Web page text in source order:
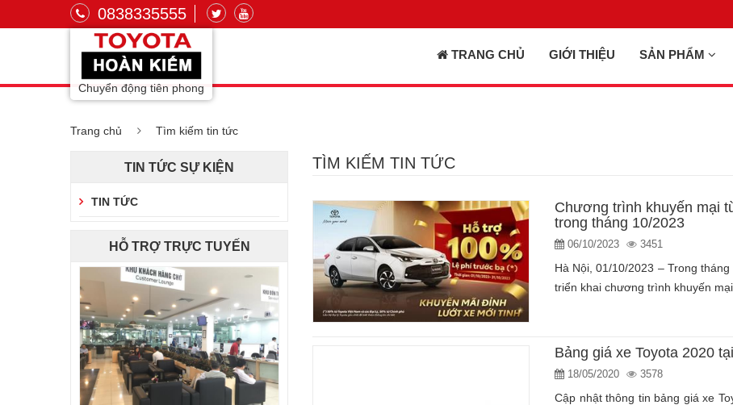
0838335555
Chuyển động tiên phong
TRANG CHỦ GIỚI THIỆU SẢN PHẨM
Trang chủ Tìm kiếm tin tức
TÌM KIẾM TIN TỨC
Chương trình khuyến mại
trong tháng 10/2023
06/10/2023 3451
Hà Nội, 01/10/2023 – Trong
triển khai chương trình khuyến
Bảng giá xe Toyota 2020
18/05/2020 3578
Cập nhật thông tin bảng giá xe
TIN TỨC SỰ KIỆN
TIN TỨC
HỖ TRỢ TRỰC TUYẾN